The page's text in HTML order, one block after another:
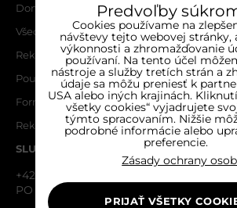
Domov
Všeobecné obchodné podmienky
Reklamačný poriadok
Poučenie o ochrane osobných údajov a
Formulár na odstúpenie od zmluvy
Reklamačný formulár
SLUŽBY ZÁKAZNÍKOM
+421 910 870 087
PO - PIA 08:30 - 16:00
Predvoľby
Cookies používame na
návštevy tejto webovej stránky,
výkonnosti a zhromažďovanie
používaní. Na tento účel
nástroje a služby tretích strán a
údaje sa môžu preniesť k
USA alebo iných krajinách.
všetky cookies“ vyjadrujete
týmto spracovaním. Nižšie
podrobné informácie alebo
preferencie.
Zásady ochrany
PRIJAŤ VŠETKY